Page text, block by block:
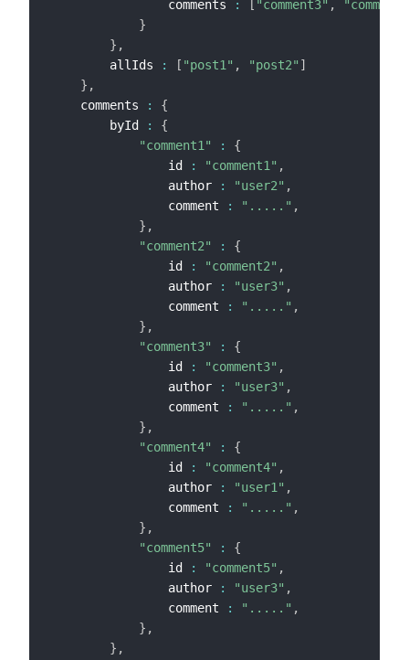
                comments
: "comment3" ,
}
} ,
        allIds
: [ "post1" , "post2" ]
} ,
    comments
:
{
        byId
:
{
"comment1"
:
{
                id
: "comment1" ,
                author
: "user2" ,
                comment
: "....." ,
} ,
"comment2"
:
{
                id
: "comment2" ,
                author
: "user3" ,
                comment
: "....." ,
} ,
"comment3"
:
{
                id
: "comment3" ,
                author
: "user3" ,
                comment
: "....." ,
} ,
"comment4"
:
{
                id
: "comment4" ,
                author
: "user1" ,
                comment
: "....." ,
} ,
"comment5"
:
{
                id
: "comment5" ,
                author
: "user3" ,
                comment
: "....." ,
} ,
} ,